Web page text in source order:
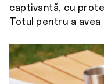
captivantă, cu
Totul pentru a avea